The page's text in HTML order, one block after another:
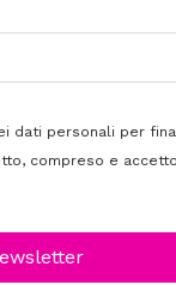
dati personali per
compreso e